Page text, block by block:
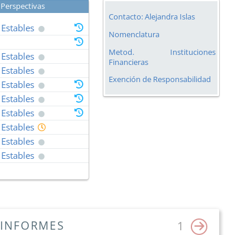
Perspectivas
Estables
Estables
Estables
Estables
Estables
Estables
Estables
Estables
Estables
Contacto: Alejandra Islas
Nomenclatura
Metod. Instituciones
Financieras
Exención de Responsabilidad
INFORMES 1